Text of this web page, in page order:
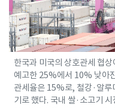
한국과 미국의 상호관세 협
예고한 25%에서 10% 낮아
관세율은 15%로, 철강·알
기로 했다. 국내 쌀·소고기